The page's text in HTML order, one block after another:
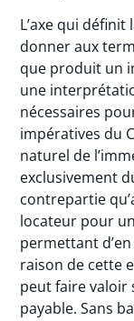
L’axe qui définit
donner aux
que produit un
une
nécessaires
impératives du
naturel de
exclusivement
contrepartie
locateur pour
permettant
raison de cette
peut faire valoir
payable. Sans